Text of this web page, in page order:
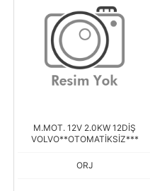
M.MOT. 12V 2.0KW 12DİŞ
VOLVO**OTOMATİKSİZ***
ORJ